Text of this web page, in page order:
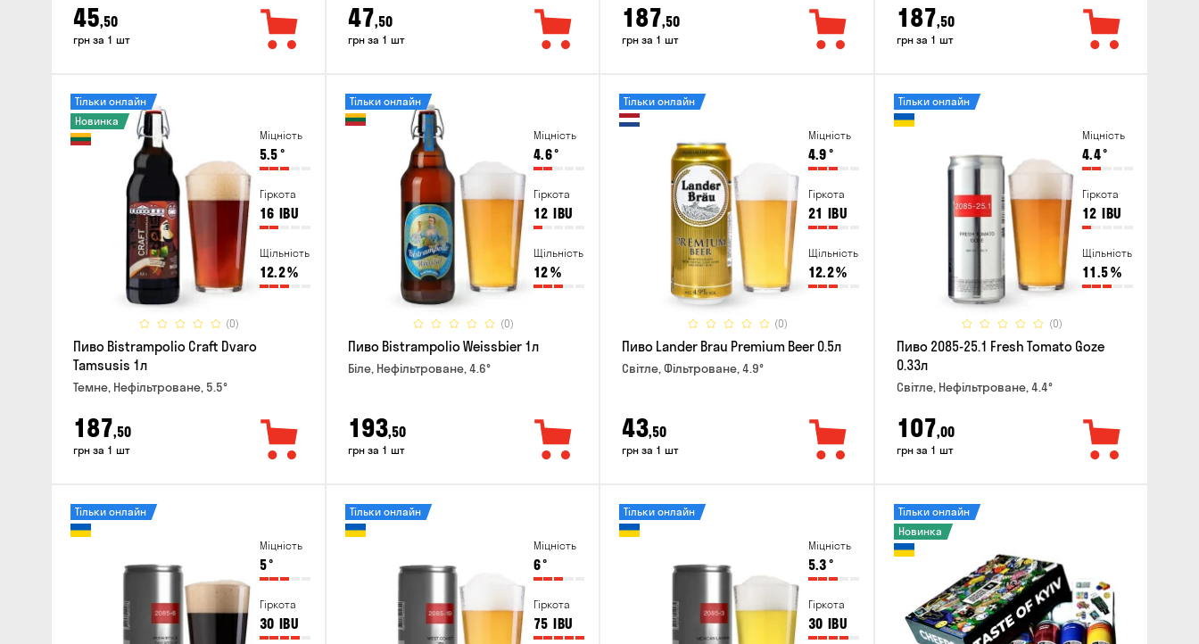
45,50
грн за 1 шт
47,50
грн за 1 шт
187,50
грн за 1 шт
187,50
грн за 1 шт
Міцність
5.5°
Гіркота
16 IBU
Щільність
12.2%
(0)
Тільки онлайн
Новинка
Пиво Bistrampolio Craft Dvaro
Tamsusis 1л
Темне, Нефільтроване, 5.5°
187,50
грн за 1 шт
Міцність
4.6°
Гіркота
12 IBU
Щільність
12%
(0)
Тільки онлайн
Пиво Bistrampolio Weissbier 1л
Біле, Нефільтроване, 4.6°
193,50
грн за 1 шт
Міцність
4.9°
Гіркота
21 IBU
Щільність
12.2%
(0)
Тільки онлайн
Пиво Lander Brau Premium Beer 0.5л
Світле, Фільтроване, 4.9°
43,50
грн за 1 шт
Міцність
4.4°
Гіркота
12 IBU
Щільність
11.5%
(0)
Тільки онлайн
Пиво 2085-25.1 Fresh Tomato Goze
0.33л
Світле, Нефільтроване, 4.4°
107,00
грн за 1 шт
Міцність
5°
Гіркота
30 IBU
Тільки онлайн
Міцність
6°
Гіркота
75 IBU
Тільки онлайн
Міцність
5.3°
Гіркота
30 IBU
Тільки онлайн
Тільки онлайн
Новинка